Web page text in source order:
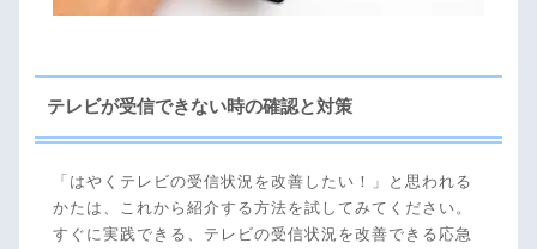
テレビが受信できない時の確認と対策
「はやくテレビの受信状況を改善したい！」と思われる
かたは、これから紹介する方法を試してみてください。
すぐに実践できる、テレビの受信状況を改善できる応急